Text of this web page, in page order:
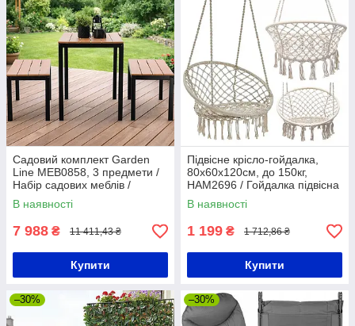
Садовий комплект Garden
Line MEB0858, 3 предмети /
Набір садових меблів /
Комплект меблів для саду /
Садові меблі
В наявності
7 988 ₴ 11 411,43 ₴
Купити
Підвісне крісло-гойдалка,
80x60x120см, до 150кг,
HAM2696 / Гойдалка підвісна
/ Гойдалка садова
В наявності
1 199 ₴ 1 712,86 ₴
Купити
–30% –30%